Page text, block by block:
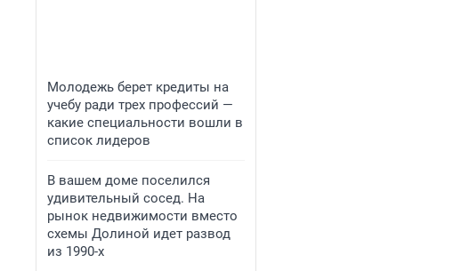
Молодежь берет кредиты на
учебу ради трех профессий —
какие специальности вошли в
список лидеров
В вашем доме поселился
удивительный сосед. На
рынок недвижимости вместо
схемы Долиной идет развод
из 1990-х